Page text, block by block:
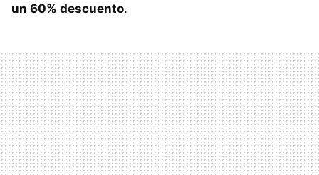
un 60% descuento.